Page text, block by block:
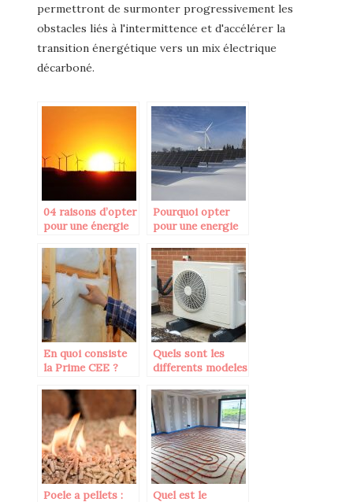
permettront de surmonter progressivement les
obstacles liés à l'intermittence et d'accélérer la
transition énergétique vers un mix électrique
décarboné.
04 raisons d’opter
pour une énergie
Pourquoi opter
pour une energie
En quoi consiste
la Prime CEE ?
Quels sont les
differents modeles
chaleur ?
Poele a pellets :
Quel est le